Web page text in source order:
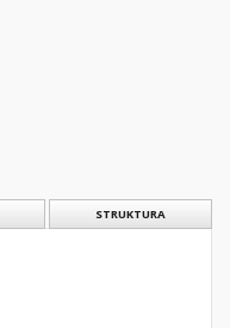
STRUKTURA